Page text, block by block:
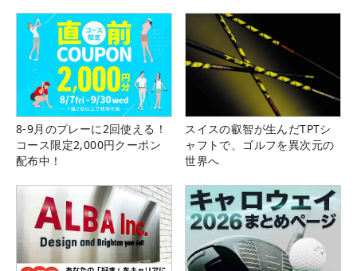
8-9月のプレーに2回使える！
コース限定2,000円クーポン
配布中！
スイスの叡智が生んだTPTシ
ャフトで、ゴルフを異次元の
世界へ